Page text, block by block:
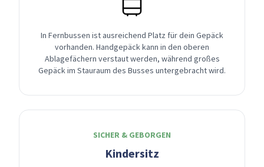
In Fernbussen ist ausreichend Platz für dein Gepäck
vorhanden. Handgepäck kann in den oberen
Ablagefächern verstaut werden, während großes
Gepäck im Stauraum des Busses untergebracht wird.
SICHER & GEBORGEN
Kindersitz